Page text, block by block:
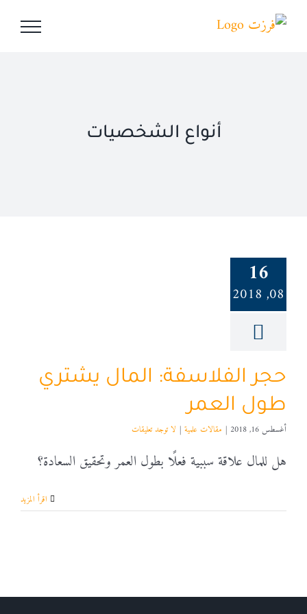
Skip
أنواع الشخصيات
16
08, 2018
حجر الفلاسفة: المال يشتري
طول العمر
أغسطس 16, 2018 | مقالات علمية | لا توجد تعليقات
هل للمال علاقة سببية فعلًا بطول العمر وتحقيق السعادة؟